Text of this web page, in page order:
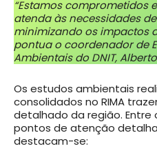
“Estamos comprometidos
atenda às necessidades
minimizando os impactos
pontua o coordenador de
Ambientais do DNIT,
Os estudos ambientais
consolidados no RIMA
detalhado da região. Entre
pontos de atenção
destacam-se: